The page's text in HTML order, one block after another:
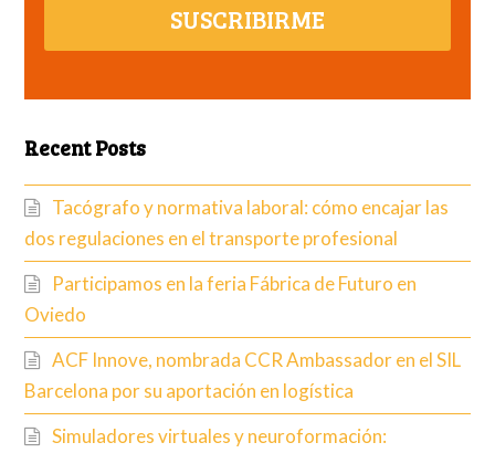
SUSCRIBIRME
Recent Posts
Tacógrafo y normativa laboral: cómo encajar las
dos regulaciones en el transporte profesional
Participamos en la feria Fábrica de Futuro en
Oviedo
ACF Innove, nombrada CCR Ambassador en el SIL
Barcelona por su aportación en logística
Simuladores virtuales y neuroformación: